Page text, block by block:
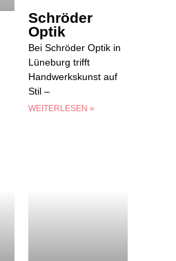
Schröder
Optik
Bei Schröder Optik in
Lüneburg trifft
Handwerkskunst auf
Stil –
WEITERLESEN »